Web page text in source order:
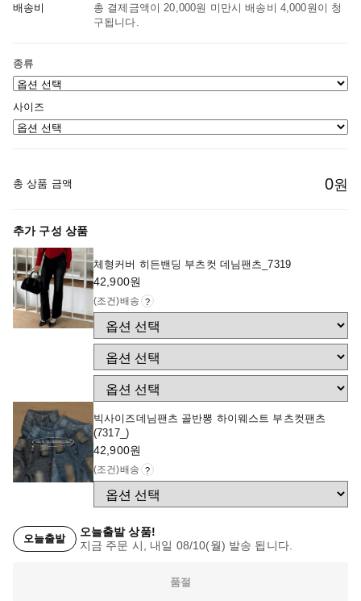
배송비
총 결제금액이 20,000원 미만시 배송비 4,000원이 청
구됩니다.
종류
사이즈
총 상품 금액 0원
추가 구성 상품
체형커버 히든밴딩 부츠컷 데님팬츠_7319
42,900원
(조건)배송 ?
빅사이즈데님팬츠 골반뽕 하이웨스트 부츠컷팬츠
(7317_)
42,900원
(조건)배송 ?
오늘출발
오늘출발 상품!
지금 주문 시, 내일 08/10(월) 발송 됩니다.
품절